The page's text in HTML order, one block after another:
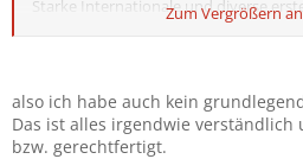
Starke Internationale und diverse
Zum Vergrößern
also ich habe auch kein
Das ist alles irgendwie
bzw. gerechtfertigt.